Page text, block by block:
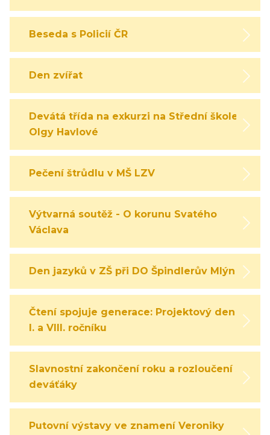
Beseda s Policií ČR
Den zvířat
Devátá třída na exkurzi na Střední škole
Olgy Havlové
Pečení štrůdlu v MŠ LZV
Výtvarná soutěž - O korunu Svatého
Václava
Den jazyků v ZŠ při DO Špindlerův Mlýn
Čtení spojuje generace: Projektový den
I. a VIII. ročníku
Slavnostní zakončení roku a rozloučení s
deváťáky
Putovní výstavy ve znamení Veroniky